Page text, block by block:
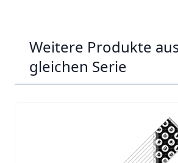
Weitere Produkte
gleichen Serie